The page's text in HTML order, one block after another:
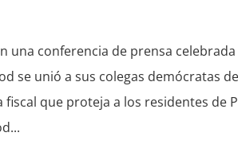
una conferencia de prensa
se unió a sus colegas demócratas
que proteja a los residentes de